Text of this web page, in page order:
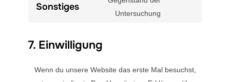
Sonstiges
Untersuchung
7. Einwilligung
Wenn du unsere Website das erste Mal besuchst,